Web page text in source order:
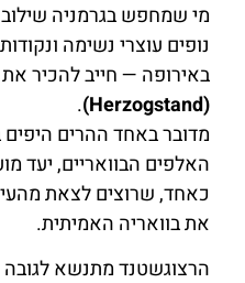
מי שמחפש בגרמניה
נופים עוצרי נשימה
באירופה — חייב להכיר את
(Herzogstand)
.
מדובר באחד ההרים
האלפים הבוואריים, יעד
כאחד, שרוצים לצאת
את בוואריה האמיתית.